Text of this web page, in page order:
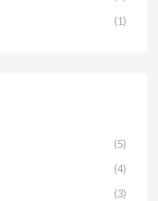
(1)
(5)
(4)
(3)